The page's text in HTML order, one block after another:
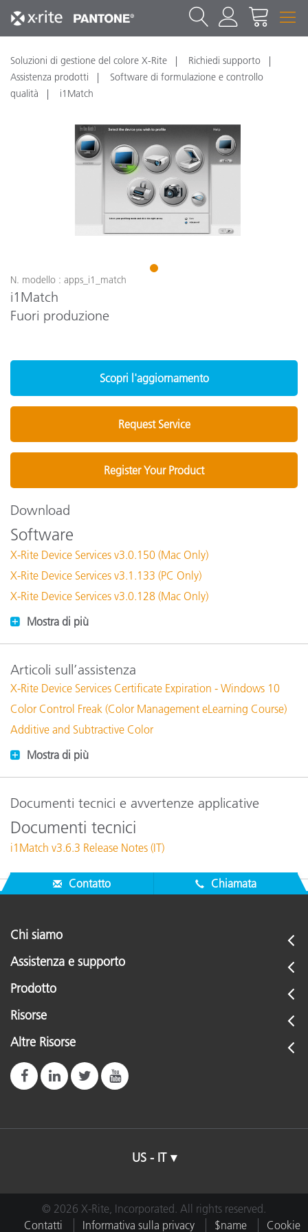
Soluzioni di gestione del colore X-Rite
Richiedi supporto
Assistenza prodotti
Software di formulazione e controllo
qualità
i1Match
1
N. modello : apps_i1_match
i1Match
Fuori produzione
Scopri l'aggiornamento
Request Service
Register Your Product
Download
Software
X-Rite Device Services v3.0.150 (Mac Only)
X-Rite Device Services v3.1.133 (PC Only)
X-Rite Device Services v3.0.128 (Mac Only)
Mostra di più
Articoli sull’assistenza
X-Rite Device Services Certificate Expiration - Windows 10
Color Control Freak (Color Management eLearning Course)
Additive and Subtractive Color
Mostra di più
Documenti tecnici e avvertenze applicative
Documenti tecnici
i1Match v3.6.3 Release Notes (IT)
Contatto Chiamata
Chi siamo
Assistenza e supporto
Prodotto
Risorse
Altre Risorse
US - IT
© 2026 X-Rite, Incorporated. All rights reserved.
Contatti
Informativa sulla privacy $name Cookie